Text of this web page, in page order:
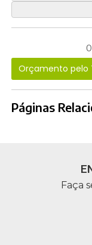
Orçamento pelo
Páginas
Faça